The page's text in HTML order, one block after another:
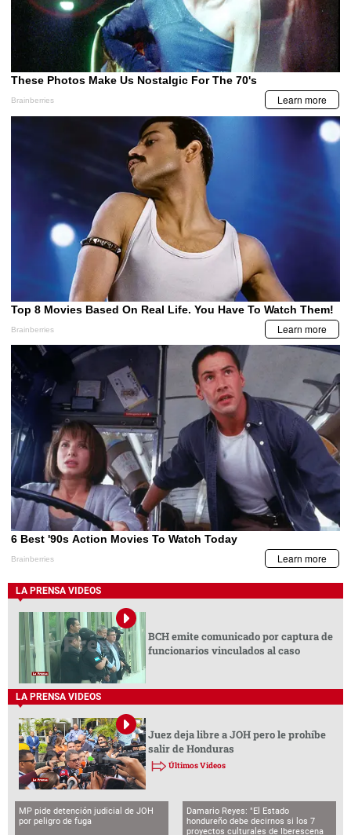
LA PRENSA VIDEOS
BCH emite comunicado por captura de
funcionarios vinculados al caso
LA PRENSA VIDEOS
Juez deja libre a JOH pero le prohíbe
salir de Honduras
Últimos Videos
MP pide detención judicial de JOH
por peligro de fuga
Damario Reyes: "El Estado
hondureño debe decirnos si los 7
proyectos culturales de Iberescena